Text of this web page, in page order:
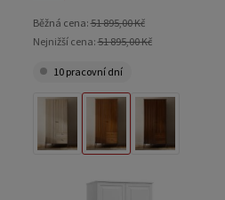
Běžná cena:51 895,00 Kč
Nejnižší cena:51 895,00 Kč
10 pracovní dní